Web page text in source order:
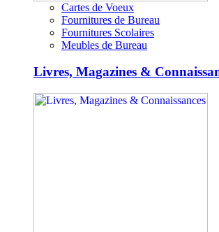
Cartes de Voeux
Fournitures de Bureau
Fournitures Scolaires
Meubles de Bureau
Livres, Magazines &